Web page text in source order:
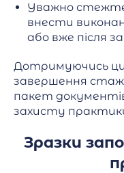
Уважно
внести
або вже після
Дотримуючись
завершення
пакет
захисту
Зразки